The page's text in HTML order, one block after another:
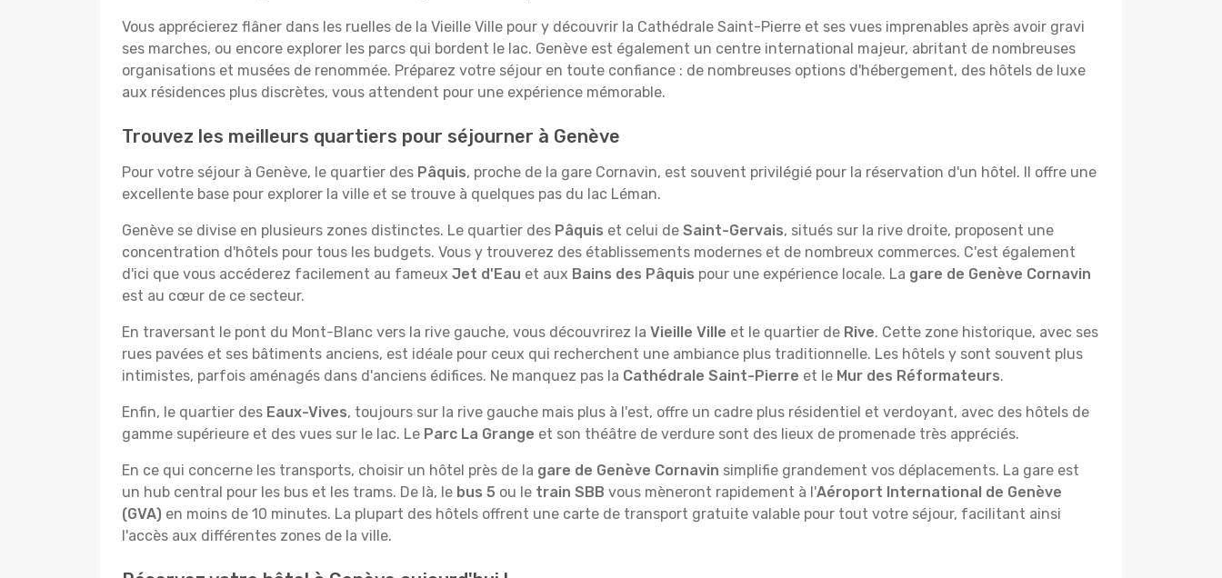
Vous apprécierez flâner dans les ruelles de la Vieille Ville pour y découvrir la Cathédrale Saint-Pierre et ses vues imprenables après avoir gravi
ses marches, ou encore explorer les parcs qui bordent le lac. Genève est également un centre international majeur, abritant de nombreuses
organisations et musées de renommée. Préparez votre séjour en toute confiance : de nombreuses options d'hébergement, des hôtels de luxe
aux résidences plus discrètes, vous attendent pour une expérience mémorable.
Trouvez les meilleurs quartiers pour séjourner à Genève
Pour votre séjour à Genève, le quartier des Pâquis, proche de la gare Cornavin, est souvent privilégié pour la réservation d'un hôtel. Il offre une
excellente base pour explorer la ville et se trouve à quelques pas du lac Léman.
Genève se divise en plusieurs zones distinctes. Le quartier des Pâquis et celui de Saint-Gervais, situés sur la rive droite, proposent une
concentration d'hôtels pour tous les budgets. Vous y trouverez des établissements modernes et de nombreux commerces. C'est également
d'ici que vous accéderez facilement au fameux Jet d'Eau et aux Bains des Pâquis pour une expérience locale. La gare de Genève Cornavin
est au cœur de ce secteur.
En traversant le pont du Mont-Blanc vers la rive gauche, vous découvrirez la Vieille Ville et le quartier de Rive. Cette zone historique, avec ses
rues pavées et ses bâtiments anciens, est idéale pour ceux qui recherchent une ambiance plus traditionnelle. Les hôtels y sont souvent plus
intimistes, parfois aménagés dans d'anciens édifices. Ne manquez pas la Cathédrale Saint-Pierre et le Mur des Réformateurs.
Enfin, le quartier des Eaux-Vives, toujours sur la rive gauche mais plus à l'est, offre un cadre plus résidentiel et verdoyant, avec des hôtels de
gamme supérieure et des vues sur le lac. Le Parc La Grange et son théâtre de verdure sont des lieux de promenade très appréciés.
En ce qui concerne les transports, choisir un hôtel près de la gare de Genève Cornavin simplifie grandement vos déplacements. La gare est
un hub central pour les bus et les trams. De là, le bus 5 ou le train SBB vous mèneront rapidement à l'Aéroport International de Genève
(GVA) en moins de 10 minutes. La plupart des hôtels offrent une carte de transport gratuite valable pour tout votre séjour, facilitant ainsi
l'accès aux différentes zones de la ville.